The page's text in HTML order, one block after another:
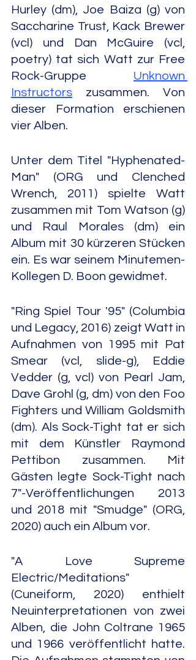
Hurley (dm), Joe Baiza (g) von
Saccharine Trust, Kack Brewer
(vcl) und Dan McGuire (vcl,
poetry) tat sich Watt zur Free
Rock-Gruppe Unknown
Instructors zusammen. Von
dieser Formation erschienen
vier Alben.
Unter dem Titel "Hyphenated-
Man" (ORG und Clenched
Wrench, 2011) spielte Watt
zusammen mit Tom Watson (g)
und Raul Morales (dm) ein
Album mit 30 kürzeren Stücken
ein. Es war seinem Minutemen-
Kollegen D. Boon gewidmet.
"Ring Spiel Tour '95" (Columbia
und Legacy, 2016) zeigt Watt in
Aufnahmen von 1995 mit Pat
Smear (vcl, slide-g), Eddie
Vedder (g, vcl) von Pearl Jam,
Dave Grohl (g, dm) von den Foo
Fighters und William Goldsmith
(dm). Als Sock-Tight tat er sich
mit dem Künstler Raymond
Pettibon zusammen. Mit
Gästen legte Sock-Tight nach
7"-Veröffentlichungen 2013
und 2018 mit "Smudge" (ORG,
2020) auch ein Album vor.
"A Love Supreme
Electric/Meditations"
(Cuneiform, 2020) enthielt
Neuinterpretationen von zwei
Alben, die John Coltrane 1965
und 1966 veröffentlicht hatte.